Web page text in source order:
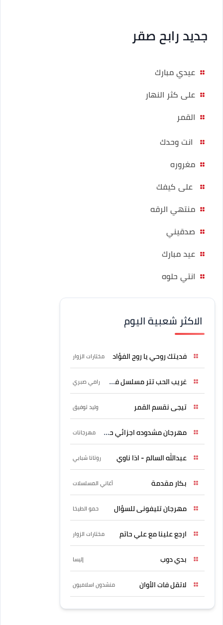
جديد رابح صقر
عيدي مبارك
على كثر النهار
القمر
انت وحدك
مغروره
على كيفك
منتهي الرقه
صدقيني
عيد مبارك
انتي حلوه
الاكثر شعبية اليوم
فديتك روحي يا روح الفؤاد مختارات الزوار
غريب الحب تتر مسلسل فرصة رامي صبري
تيجى نقسم القمر وليد توفيق
مهرجان مشدوده اجزائي حربونى مهرجانات
عبدالله السالم - اذا ناوي روتانا شبابي
بكار مقدمة أغاني المسلسلات
مهرجان تليفونى للسؤال حمو الطيخا
ارجع علينا مع علي حاتم مختارات الزوار
بدي دوب إليسا
لاتقل فات الأوان منشدون اسلاميون